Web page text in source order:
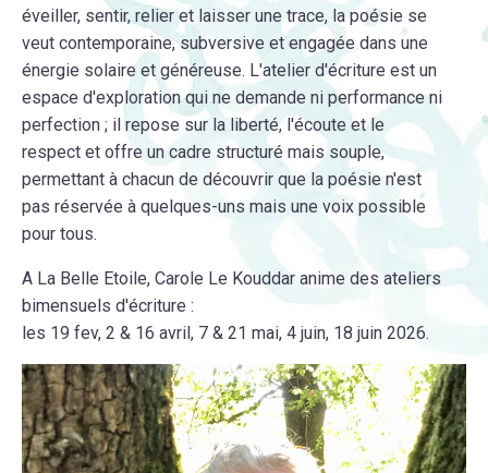
éveiller, sentir, relier et laisser une trace, la poésie se
veut contemporaine, subversive et engagée dans une
énergie solaire et généreuse. L'atelier d'écriture est un
espace d'exploration qui ne demande ni performance ni
perfection ; il repose sur la liberté, l'écoute et le
respect et offre un cadre structuré mais souple,
permettant à chacun de découvrir que la poésie n'est
pas réservée à quelques-uns mais une voix possible
pour tous.
A La Belle Etoile, Carole Le Kouddar anime des ateliers
bimensuels d'écriture :
les 19 fev, 2 & 16 avril, 7 & 21 mai, 4 juin, 18 juin 2026.